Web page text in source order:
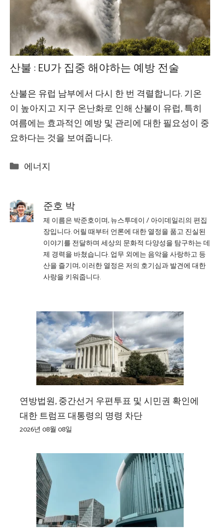
산불 : EU가 집중 해야하는 예방 전술
산불은 유럽 남부에서 다시 한 번 격렬합니다. 기온
이 높아지고 지구 온난화로 인해 산불이 유럽, 특히
여름에는 효과적인 예방 및 관리에 대한 필요성이 중
요하다는 것을 보여줍니다.
Categories
에너지
준호 박
제 이름은 박준호이며, 뉴스투데이 / 아이데일리의 편집
장입니다. 어릴 때부터 언론에 대한 열정을 품고 진실된
이야기를 전달하며 세상의 문화적 다양성을 탐구하는 데
제 경력을 바쳤습니다. 업무 외에는 음악을 사랑하고 등
산을 즐기며, 이러한 열정은 저의 호기심과 발견에 대한
사랑을 키워줍니다.
연방법원, 중간선거 우편투표 및 시민권 확인에
대한 트럼프 대통령의 명령 차단
2026년 08월 08일